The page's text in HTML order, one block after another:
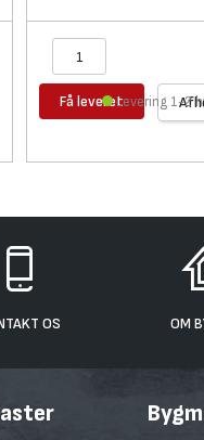
Få leveretLevering 1-2
OS OM